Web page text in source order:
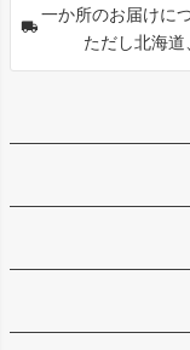
一か所のお届けに
ただし北海道